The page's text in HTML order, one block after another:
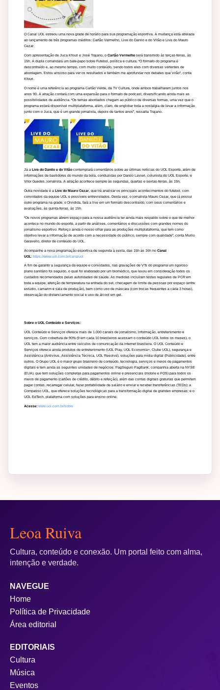
Leoa Ruiva
Cultura, conteúdo e conexão. Um portal feito com alma,
intenção e verdade.
NAVEGUE
Home
Política de Privacidade
Área editorial
EDITORIAIS
Cultura
Música
Eventos